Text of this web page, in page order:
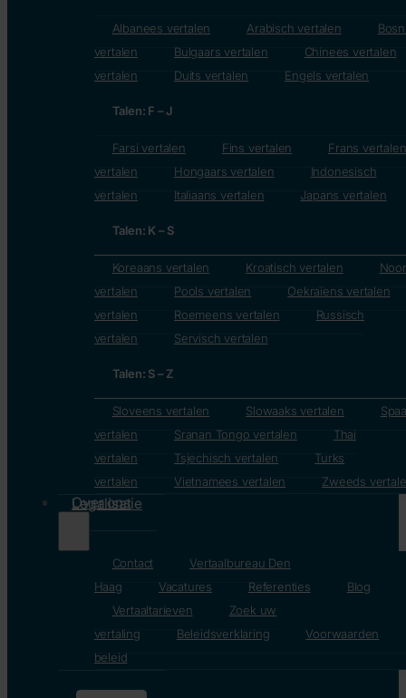
Albanees vertalen Arabisch vertalen
vertalen
Bulgaars vertalen
Chinees vertalen
vertalen
Duits vertalen Engels vertalen
Talen: F – J
Farsi vertalen Fins vertalen
Frans vertalen
vertalen
Hongaars vertalen
Indonesisch
vertalen
Italiaans vertalen Japans vertalen
Talen: K – S
Koreaans vertalen Kroatisch vertalen
vertalen
Pools vertalen
Oekraïens vertalen
vertalen
Roemeens vertalen
Russisch
vertalen
Servisch vertalen
Talen: S – Z
Sloveens vertalen Slowaaks vertalen
vertalen
Sranan Tongo vertalen
Thai
vertalen
Tsjechisch vertalen
Turks
vertalen
Vietnamees vertalen Zweeds
Legalisatie
Over ons
Contact
Vertaalbureau Den
Haag
Vacatures Referenties
Blog
Vertaaltarieven
Zoek uw
vertaling
Beleidsverklaring
Voorwaarden
beleid